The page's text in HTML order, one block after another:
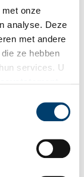
onze
analyse. Deze
met andere
ze hebben
services. U
en het
onze